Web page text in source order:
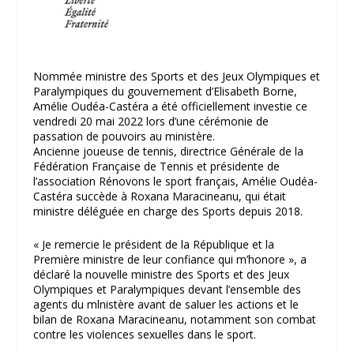
Nommée ministre des Sports et des Jeux Olympiques et
Paralympiques du gouvernement d’Elisabeth Borne,
Amélie Oudéa-Castéra a été officiellement investie ce
vendredi 20 mai 2022 lors d’une cérémonie de
passation de pouvoirs au ministère.
Ancienne joueuse de tennis, directrice Générale de la
Fédération Française de Tennis et présidente de
l’association Rénovons le sport français, Amélie Oudéa-
Castéra succède à Roxana Maracineanu, qui était
ministre déléguée en charge des Sports depuis 2018.
« Je remercie le président de la République et la
Première ministre de leur confiance qui m’honore », a
déclaré la nouvelle ministre des Sports et des Jeux
Olympiques et Paralympiques devant l’ensemble des
agents du mlnistère avant de saluer les actions et le
bilan de Roxana Maracineanu, notamment son combat
contre les violences sexuelles dans le sport.